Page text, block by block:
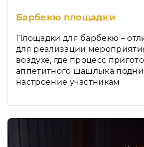
Барбекю площадки
Площадки для барбекю –
для реализации
воздухе, где процесс
аппетитного шашлыка
настроение участникам